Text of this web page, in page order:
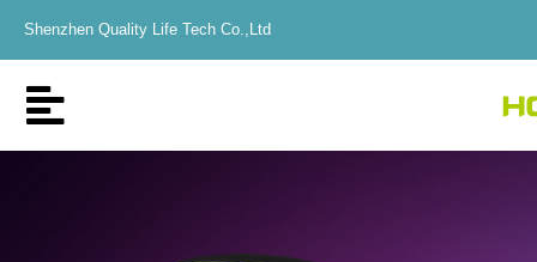
Shenzhen Quality Life Tech Co.,Ltd